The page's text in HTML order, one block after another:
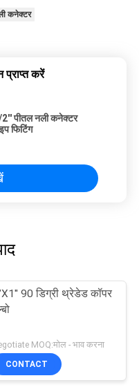
कनेक्टर
प्राप्त करें
पीतल नली कनेक्टर
फिटिंग
90 डिग्री थ्रेडेड कॉपर
MOQ:मोल - भाव करना
CONTACT